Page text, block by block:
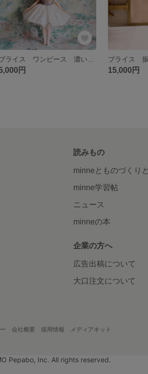
円 15,000円
読みもの
minneとものづくりと
minne学習帖
ニュース
minneの本
企業の方へ
広告出稿について
大口注文について
会社概要 採用情報 メディアキット
Pepabo, Inc. All rights reserved.